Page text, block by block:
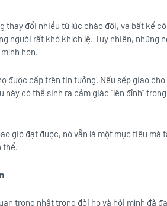
thay đổi nhiều từ lúc chào đời, và bất kể
người rất khó khích lệ. Tuy nhiên, những
hơn.
được cấp trên tin tưởng. Nếu sếp giao
có thể sinh ra cảm giác “lên đỉnh”
giờ đạt được, nó vẫn là một mục tiêu mà
thể.
trọng nhất trong đời họ và hỏi mình đã